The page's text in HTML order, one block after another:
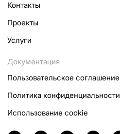
Контакты
Проекты
Услуги
Документация
Пользовательское соглашение
Политика конфиденциальности
Использование cookie